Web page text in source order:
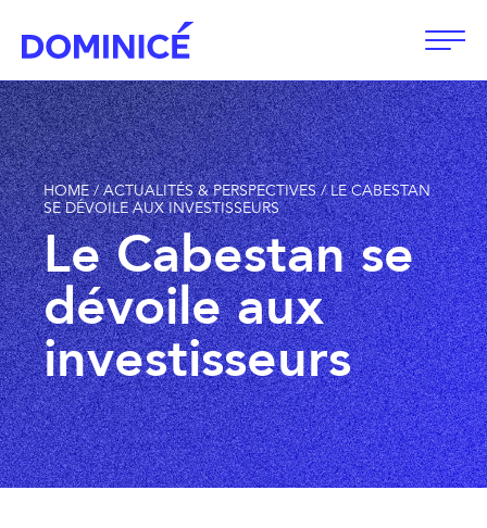
HOME/ACTUALITÉS & PERSPECTIVES/LE CABESTAN
SE DÉVOILE AUX INVESTISSEURS
Le Cabestan se
dévoile aux
investisseurs